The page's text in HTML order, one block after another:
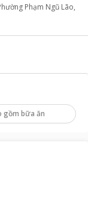
Phạm Ngũ Lão,
gồm bữa ăn